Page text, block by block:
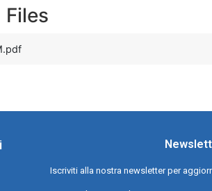
Iscriviti alla nostra newsletter per